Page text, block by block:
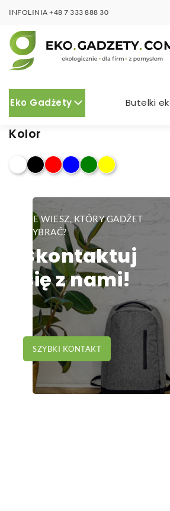
INFOLINIA +48 7 333 888 30
Eko Gadżety Butelki
Kolor
NIE WIESZ, KTÓRY GADŻET
WYBRAĆ?
Skontaktuj
się z nami!
SZYBKI KONTAKT